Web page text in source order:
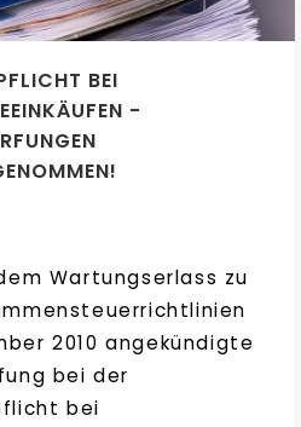
BEI
-
Wartungserlass zu
2010 angekündigte
bei der
bei